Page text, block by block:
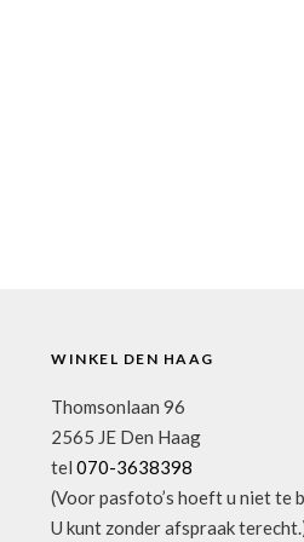
WINKEL DEN HAAG
Thomsonlaan 96
2565 JE Den Haag
tel 070-3638398
(Voor pasfoto’s hoeft u niet te
U kunt zonder afspraak